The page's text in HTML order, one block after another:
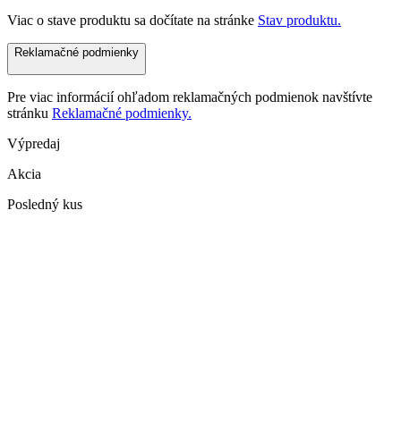
Viac o stave produktu sa dočítate na stránke Stav produktu.
Reklamačné podmienky
Pre viac informácií ohľadom reklamačných podmienok navštívte
stránku Reklamačné podmienky.
Výpredaj
Akcia
Posledný kus